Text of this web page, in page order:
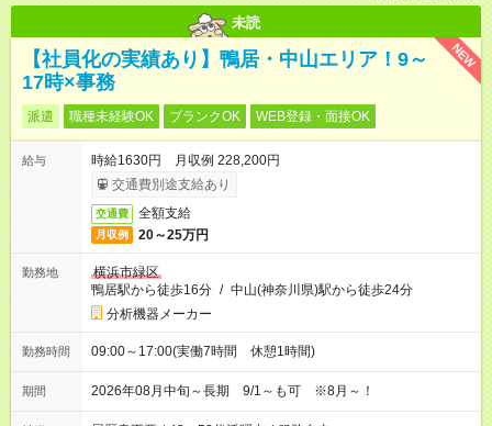
未読
NEW
【社員化の実績あり】鴨居・中山エリア！9～
17時×事務
派遣 職種未経験OK ブランクOK WEB登録・面接OK
給与
時給1630円 月収例 228,200円
交通費別途支給あり
交通費 全額支給
月収例 20～25万円
勤務地
横浜市緑区
鴨居駅から徒歩16分 / 中山(神奈川県)駅から徒歩24分
分析機器メーカー
勤務時間 09:00～17:00(実働7時間 休憩1時間)
期間 2026年08月中旬～長期 9/1～も可 ※8月～！